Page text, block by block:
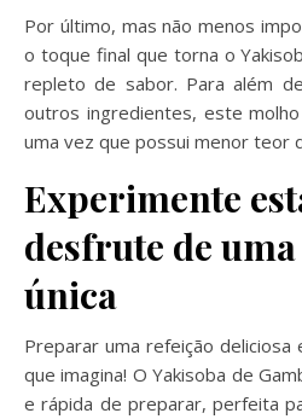
Por último, mas não menos
o toque final que torna o
repleto de sabor. Para além
outros ingredientes, este
uma vez que possui menor teor
Experimente
desfrute de
única
Preparar uma refeição deliciosa
que imagina! O Yakisoba de
e rápida de preparar, perfeita